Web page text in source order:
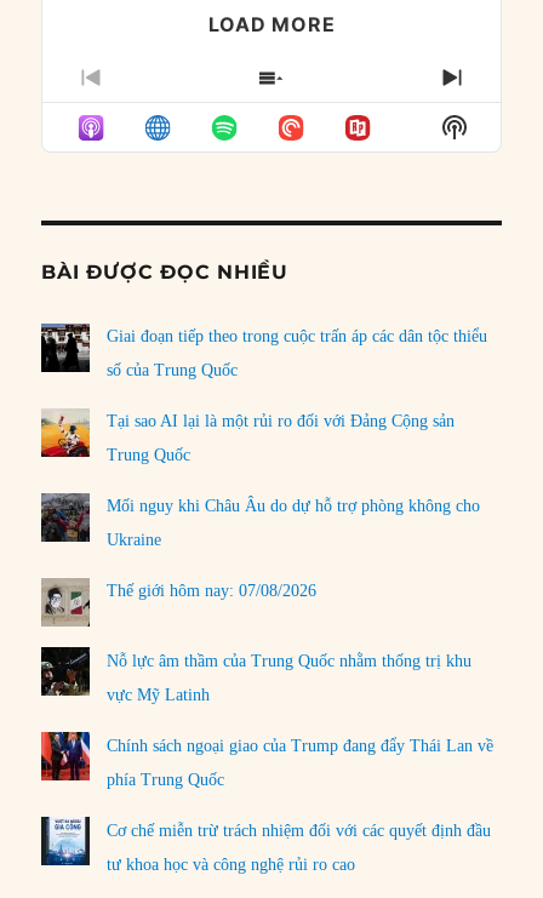
LOAD MORE
PREVIOUS
EPISODE
SHOW
EPISODES
LIST
NEXT
Show
Podcast
BÀI ĐƯỢC ĐỌC NHIỀU
Giai đoạn tiếp theo trong cuộc trấn áp các dân tộc thiểu
số của Trung Quốc
Tại sao AI lại là một rủi ro đối với Đảng Cộng sản
Trung Quốc
Mối nguy khi Châu Âu do dự hỗ trợ phòng không cho
Ukraine
Thế giới hôm nay: 07/08/2026
Nỗ lực âm thầm của Trung Quốc nhằm thống trị khu
vực Mỹ Latinh
Chính sách ngoại giao của Trump đang đẩy Thái Lan về
phía Trung Quốc
Cơ chế miễn trừ trách nhiệm đối với các quyết định đầu
tư khoa học và công nghệ rủi ro cao